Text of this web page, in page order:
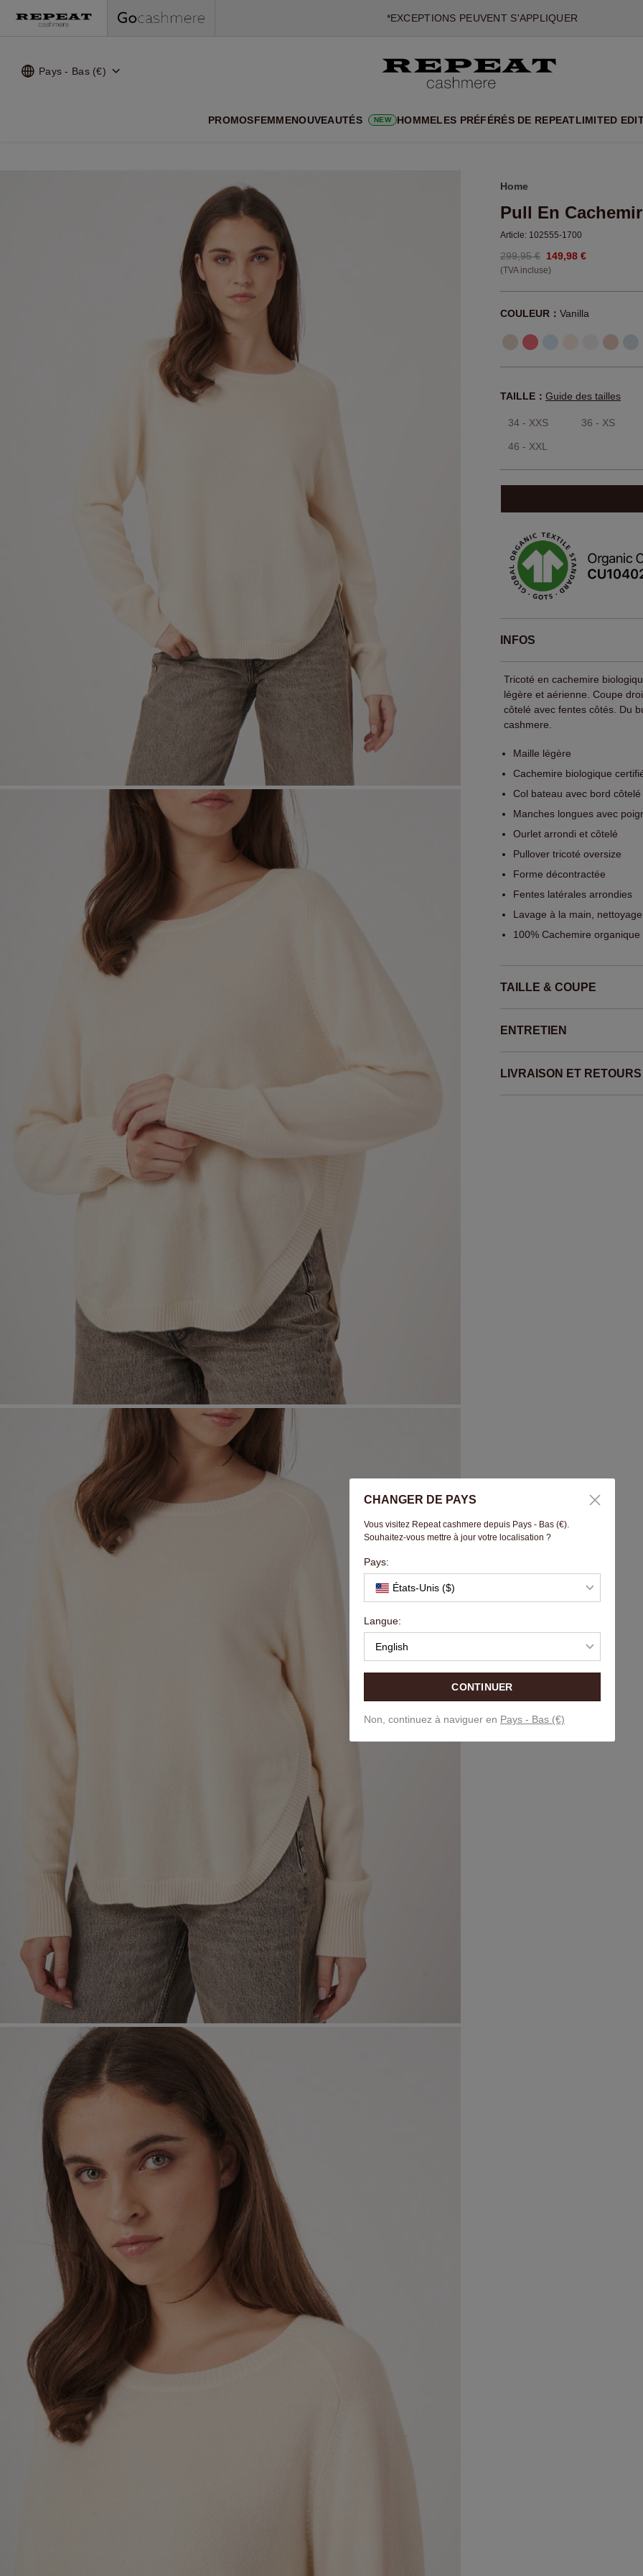
NOUVEAUTÉS EN CACHEMIRE
NOUVEAUX STYLES DOUX ET NOUVELLES COULEURS POUR LA
EXTRA 10% OFF SALE
Pays - Bas (€)
PROMOSFEMMENOUVEAUTÉS NEW HOMMELES PRÉFÉRÉS DE REPEATLIMITED
Home
Pull En
Article: 102555-1700
299,95 € 149,98 €
(TVA incluse)
COULEUR： Vanilla
TAILLE： Guide des tailles
34 - XXS 36 - XS
46 - XXL
INFOS
Tricoté en cachemire
légère et aérienne. Coupe
côtelé avec fentes côtés. Du
cashmere.
Maille légère
Cachemire biologique
Col bateau avec bord côtelé
Manches longues avec
Ourlet arrondi et côtelé
Pullover tricoté oversize
Forme décontractée
Fentes latérales arrondies
Lavage à la main,
100% Cachemire
TAILLE & COUPE
ENTRETIEN
LIVRAISON ET RETOURS
CHANGER DE PAYS
Vous visitez Repeat cashmere depuis Pays - Bas (€).
Souhaitez-vous mettre à jour votre localisation ?
Pays:
États-Unis ($)
Langue:
English
CONTINUER
Non, continuez à naviguer en Pays - Bas (€)